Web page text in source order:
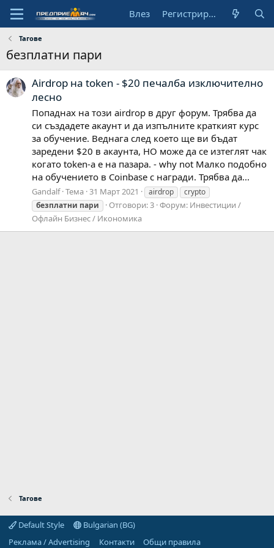
Влез Регистрирай се
Тагове
безплатни пари
Airdrop на token - $20 печалба изключително
лесно
Попаднах на този airdrop в друг форум. Трябва да
си създадете акаунт и да изпълните краткият курс
за обучение. Веднага след което ще ви бъдат
заредени $20 в акаунта, НО може да се изтеглят чак
когато token-а е на пазара. - why not Малко подобно
на обучението в Coinbase с награди. Трябва да...
Gandalf Тема 31 Март 2021 airdrop
crypto
безплатни пари Отговори: 3 Форум: Инвестиции /
Офлайн Бизнес / Икономика
Тагове
Default Style
Bulgarian (BG)
Реклама / Advertising
Контакти
Общи правила